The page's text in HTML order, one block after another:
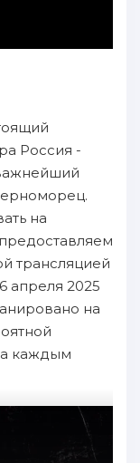
Россия -
на
трансляцией
апреля 2025
на
каждым